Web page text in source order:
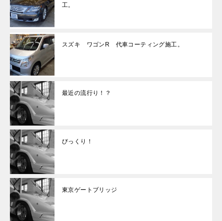
工。
スズキ ワゴンR 代車コーティング施工。
最近の流行り！？
びっくり！
東京ゲートブリッジ